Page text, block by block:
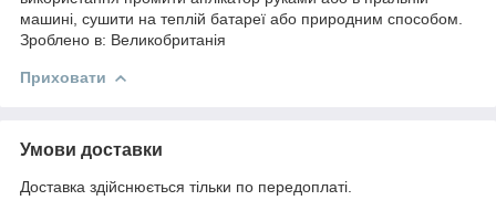
машині, сушити на теплій батареї або природним способом.
Зроблено в: Великобританія
Приховати
Умови доставки
Доставка здійснюється тільки по передоплаті.